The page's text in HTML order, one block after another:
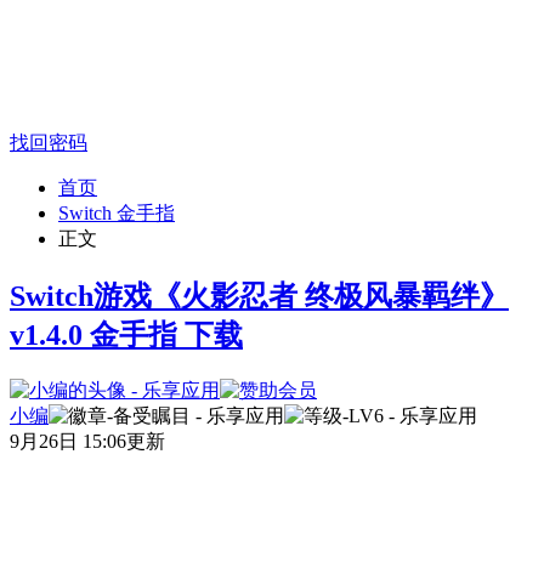
找回密码
首页
Switch 金手指
正文
Switch游戏《火影忍者 终极风暴羁绊》
v1.4.0 金手指 下载
小编
9月26日 15:06更新